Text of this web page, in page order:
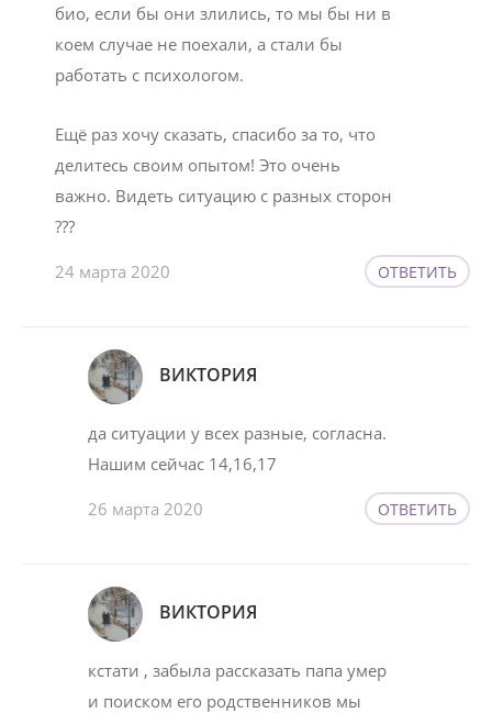
био, если бы они злились, то мы бы ни в
коем случае не поехали, а стали бы
работать с психологом.
Ещё раз хочу сказать, спасибо за то, что
делитесь своим опытом! Это очень
важно. Видеть ситуацию с разных сторон
???
24 марта 2020 ОТВЕТИТЬ
ВИКТОРИЯ
да ситуации у всех разные, согласна.
Нашим сейчас 14,16,17
26 марта 2020 ОТВЕТИТЬ
ВИКТОРИЯ
кстати , забыла рассказать папа умер
и поиском его родственников мы